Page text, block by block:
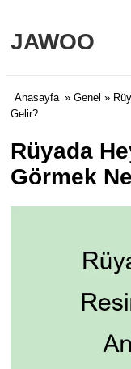
JAWOO
Anasayfa » Genel »
Gelir?
Rüyada
Görmek